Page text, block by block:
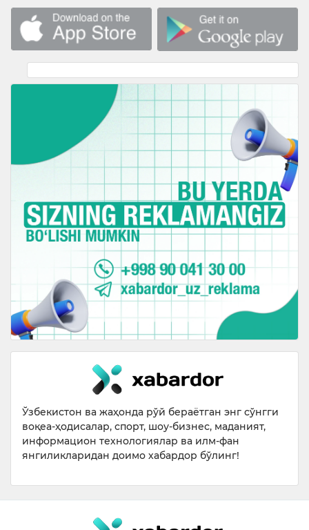
Ўзбекистон ва жаҳонда рўй бераётган энг сўнгги
воқеа-ҳодисалар, спорт, шоу-бизнес, маданият,
информацион технологиялар ва илм-фан
янгиликларидан доимо хабардор бўлинг!